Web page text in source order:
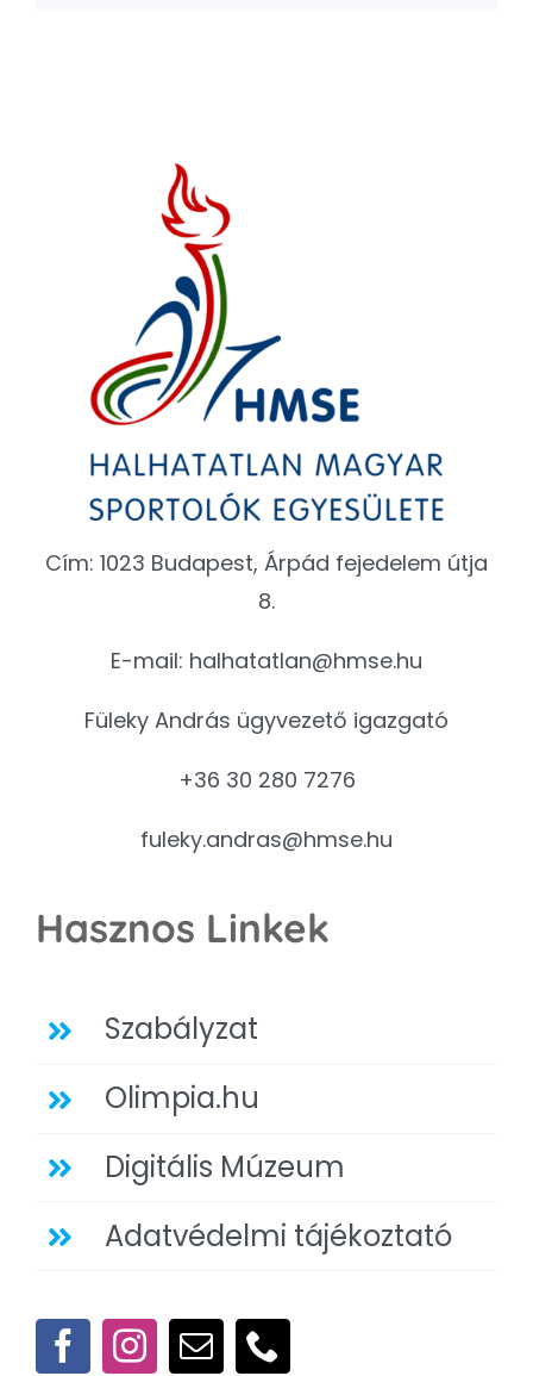
Cím: 1023 Budapest, Árpád fejedelem útja
8.
E-mail: halhatatlan@hmse.hu
Füleky András ügyvezető igazgató
+36 30 280 7276
fuleky.andras@hmse.hu
Hasznos Linkek
Szabályzat
Olimpia.hu
Digitális Múzeum
Adatvédelmi tájékoztató